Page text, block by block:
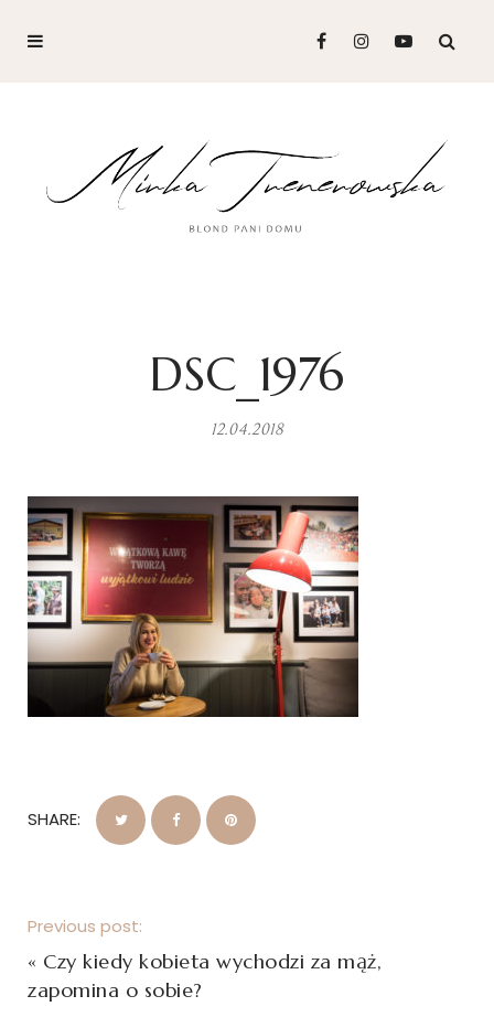
DSC_1976
12.04.2018
SHARE:
Previous post:
« Czy kiedy kobieta wychodzi za mąż,
zapomina o sobie?